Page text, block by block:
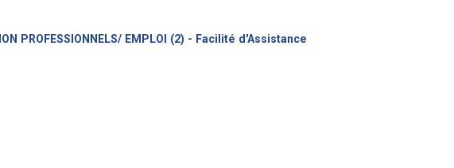
PROFESSIONNELS/ EMPLOI (2) - Facilité d'Assistance